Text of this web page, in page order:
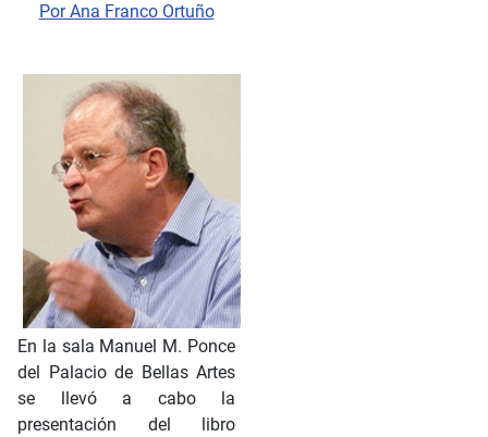
Por Ana Franco Ortuño
En la sala Manuel M. Ponce
del Palacio de Bellas Artes
se llevó a cabo la
presentación del libro